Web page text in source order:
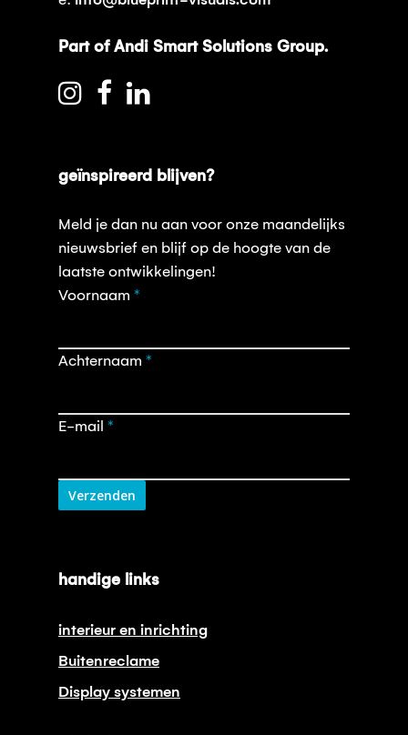
Part of Andi Smart Solutions Group.
geïnspireerd blijven?
Meld je dan nu aan voor onze maandelijks
nieuwsbrief en blijf op de hoogte van de
laatste ontwikkelingen!
Opt-
Voornaam *
Achternaam *
E-mail *
Verzenden
handige links
interieur en inrichting
Buitenreclame
Display systemen